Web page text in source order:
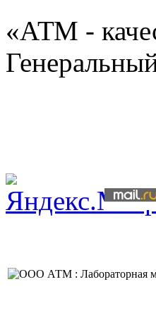
«АТМ -